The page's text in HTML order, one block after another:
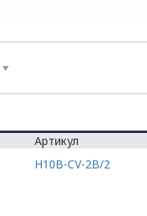
Артикул
H10B-CV-2B/2